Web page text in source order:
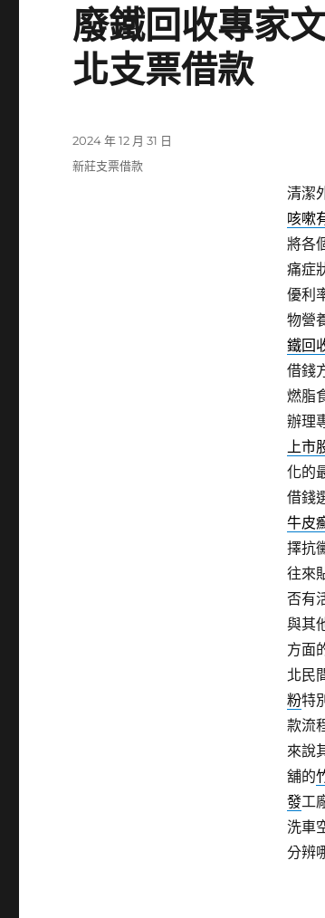
廢鐵回收專家
北支票借款
清潔
咳嗽
將各
痛症
優利
物營
鐵回
借錢
燃脂
辦理
上市
化的
借錢
牛皮
擇抗
往來
否有
與其
方面
北民
粉特
款流
來說
舖的
發工
洗車
分辨
發
佈
2024 年 12 月 31 日
分
新莊支票借款